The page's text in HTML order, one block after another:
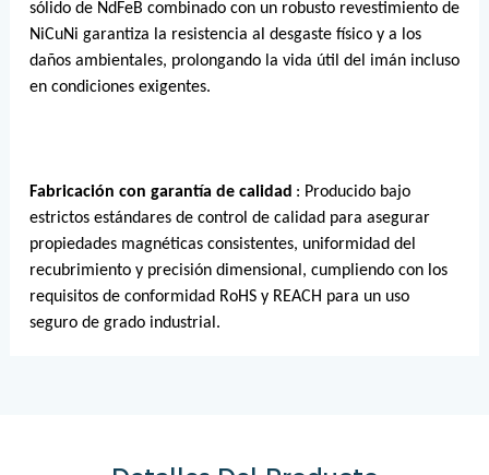
sólido de NdFeB combinado con un robusto revestimiento de
NiCuNi garantiza la resistencia al desgaste físico y a los
daños ambientales, prolongando la vida útil del imán incluso
en condiciones exigentes.
Fabricación con garantía de calidad : Producido bajo
estrictos estándares de control de calidad para asegurar
propiedades magnéticas consistentes, uniformidad del
recubrimiento y precisión dimensional, cumpliendo con los
requisitos de conformidad RoHS y REACH para un uso
seguro de grado industrial.